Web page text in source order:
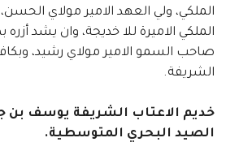
الملكي، ولي العهد الامير مولاي
الملكي الاميرة للا خديجة، وان يشد
صاحب السمو الامير مولاي رشيد،
الشريفة.
خديم الاعتاب الشريفة يوسف بن
الصيد البحري المتوسطية.